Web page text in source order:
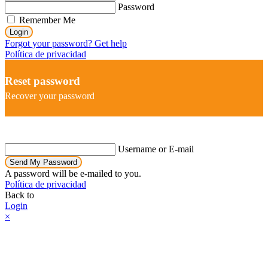
Password
Remember Me
Login
Forgot your password? Get help
Política de privacidad
Reset password
Recover your password
Username or E-mail
Send My Password
A password will be e-mailed to you.
Política de privacidad
Back to
Login
×